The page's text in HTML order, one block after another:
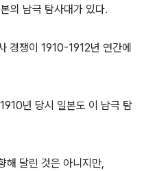
의 남극 탐사대가 있다.
경쟁이 1910-1912년 연간에
년 당시 일본도 이 남극 탐
해 달린 것은 아니지만,